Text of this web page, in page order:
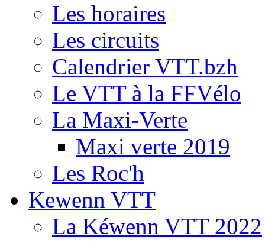
Les horaires
Les circuits
Calendrier VTT.bzh
Le VTT à la FFVélo
La Maxi-Verte
Maxi verte 2019
Les Roc'h
Kewenn VTT
La Kéwenn VTT 2022